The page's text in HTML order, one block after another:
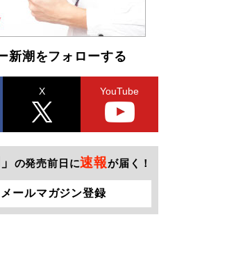
新潮をフォローする
X YouTube
の発売前日に速報が届く！
メールマガジン登録